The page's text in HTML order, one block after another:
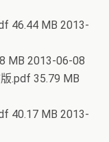
46.44 MB 2013-
MB 2013-06-08
.pdf 35.79 MB
40.17 MB 2013-